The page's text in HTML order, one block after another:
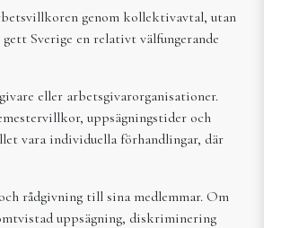
genom kollektivavtal, utan
Sverige en relativt välfungerande
eller arbetsgivarorganisationer.
uppsägningstider och
vara individuella förhandlingar, där
rådgivning till sina medlemmar. Om
uppsägning, diskriminering